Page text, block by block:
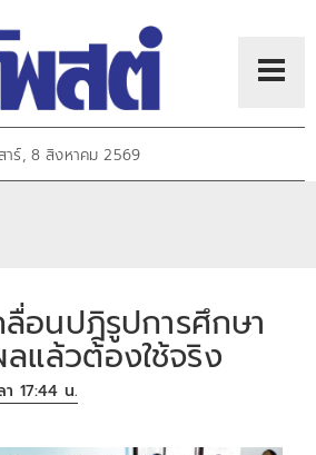
าร์, 8 สิงหาคม 2569
อนปฎิรูปการศึกษา
แล้วต้องใช้จริง
17:44 น.